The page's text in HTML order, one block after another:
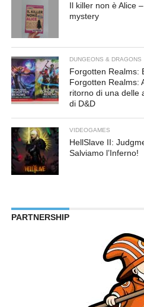
Il killer non è Alice
mystery
DUNGEONS & DRAGONS
Forgotten Realms:
Forgotten Realms:
ritorno di una delle
di D&D
VIDEOGAMES
HellSlave II:
Salviamo l’Inferno!
PARTNERSHIP